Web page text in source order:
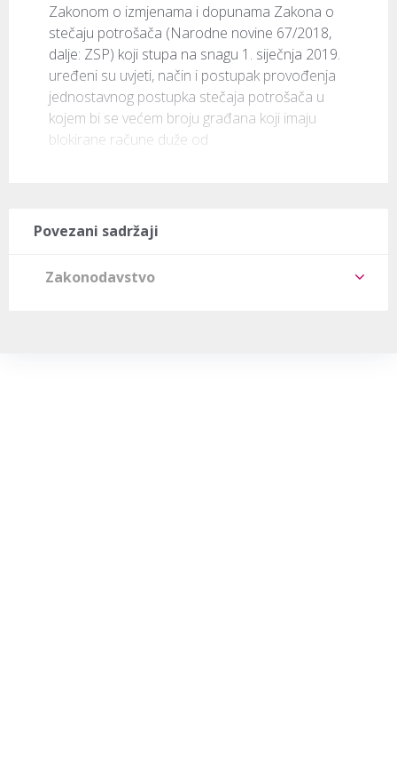
Zakonom o izmjenama i dopunama Zakona o
stečaju potrošača (Narodne novine 67/2018,
dalje: ZSP) koji stupa na snagu 1. siječnja 2019.
uređeni su uvjeti, način i postupak provođenja
jednostavnog postupka stečaja potrošača u
kojem bi se većem broju građana koji imaju
blokirane račune duže od
Povezani sadržaji
Zakonodavstvo